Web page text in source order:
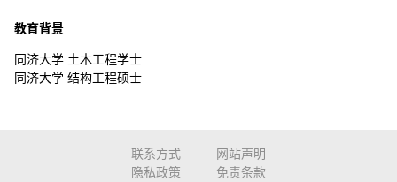
教育背景
同济大学 土木工程学士
同济大学 结构工程硕士
联系方式
网站声明
隐私政策
免责条款